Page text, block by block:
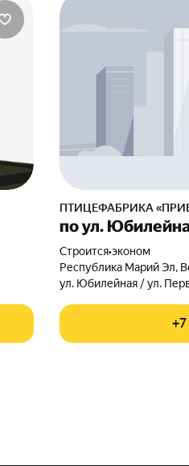
ПТИЦЕФАБРИКА
по ул.
Строится•эконом
Республика Марий Эл,
ул. Юбилейная / ул.
+7